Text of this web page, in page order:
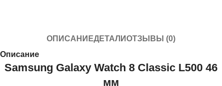
ОПИСАНИЕДЕТАЛИОТЗЫВЫ (0)
Описание
Samsung Galaxy Watch 8 Classic L500 46
мм